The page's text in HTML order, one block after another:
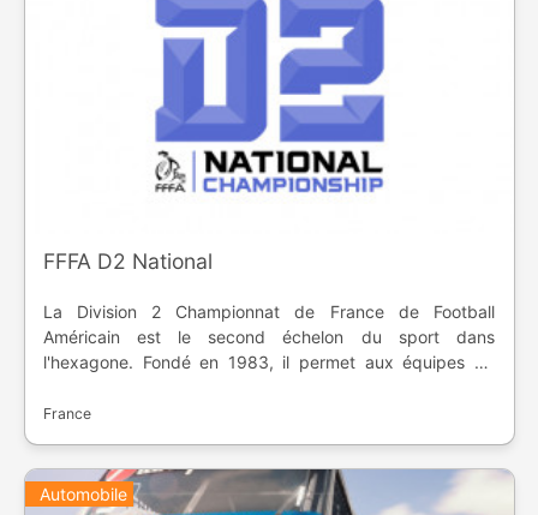
FFFA D2 National
La Division 2 Championnat de France de Football
Américain est le second échelon du sport dans
l'hexagone. Fondé en 1983, il permet aux équipes de
meilleures équipes montent en Division 1, alors que les
France
Automobile